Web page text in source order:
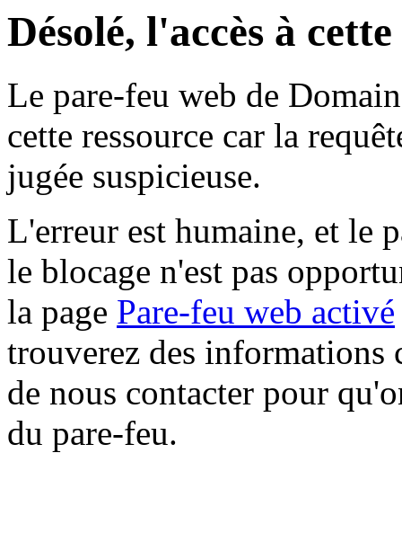
Désolé, l'accès à
Le pare-feu web de
cette ressource car la
jugée suspicieuse.
L'erreur est humaine, et le
le blocage n'est pas
la page Pare-feu web activé
trouverez des informations
de nous contacter pour
du pare-feu.